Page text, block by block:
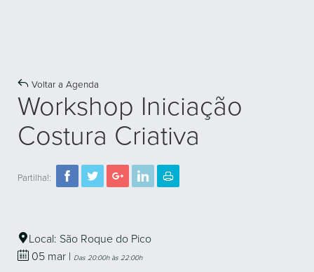
Voltar a Agenda
Workshop Iniciação
Costura Criativa
Partilha!:
Local: São Roque do Pico
05 mar | Das 20:00h às 22:00h